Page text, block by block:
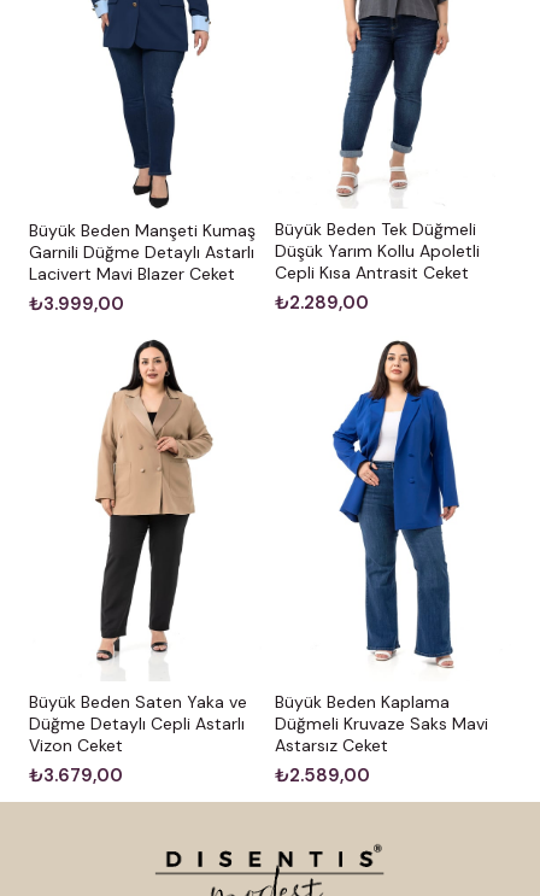
Büyük Beden Manşeti Kumaş
Garnili Düğme Detaylı Astarlı
Lacivert Mavi Blazer Ceket
₺3.999,00
Büyük Beden Tek Düğmeli
Düşük Yarım Kollu Apoletli
Cepli Kısa Antrasit Ceket
₺2.289,00
Büyük Beden Saten Yaka ve
Düğme Detaylı Cepli Astarlı
Vizon Ceket
₺3.679,00
Büyük Beden Kaplama
Düğmeli Kruvaze Saks Mavi
Astarsız Ceket
₺2.589,00